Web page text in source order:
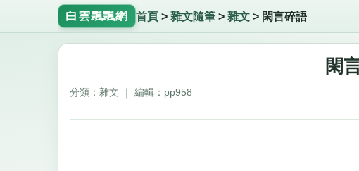
白雲飄飄網 首頁> 雜文隨筆> 雜文> 閑言碎語
閑
分類：雜文 ｜ 編輯：pp958